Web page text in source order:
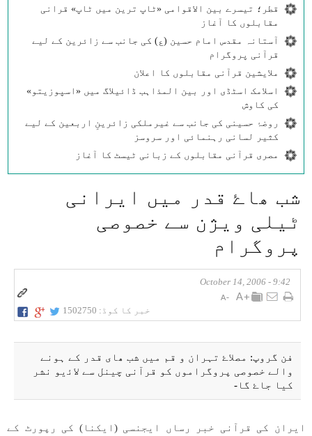
قطر؛ تیسرے بین الاقوامی «ٹاپ ترین میں ٹاپ» قرانی
مقابلوں کا آغاز
آستانہ مقدس امام حسین (ع) کی جانب سے زائرین کے لیے
قرآنی پروگرام
ملایشین قرآنی مقابلوں کا اعلان
اسلامک اسٹڈی اور بین المذاہب ڈائیلاگ میں «اسپوزیتو»
کی کاوش
روضۂ حسینی کی جانب سے غیرملکی زائرینِ اربعین کے لیے
کثیر لسانی رہنمائی اور سروسز
مصری قرآنی مقابلوں کے زبانی ٹیسٹ کا آغاز
شب ھاۓ قدر میں ايرانی
ٹيلی ويژن سے خصوصی
پروگرام
9:42 - October 14, 2006
خبر کا کوڈ: 1502750
فن گروپ: مصلاۓ تہران و قم میں شب ھای قدر كے ہونے
والے خصوصی پروگراموں كو قرآنی چينل سے لاﺋيو نشر
كيا جاۓ گا-
ايران كی قرآنی خبر رساں ايجنسی (ايكنا) كی رپورٹ كے